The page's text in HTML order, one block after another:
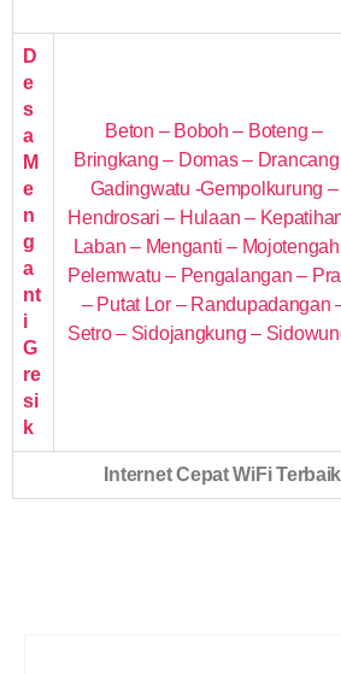
D
e
s
a
M
e
n
g
a
nt
i
G
re
si
k
Beton – Boboh – Boteng –
Bringkang – Domas –
Gadingwatu -Gempolkurung –
Hendrosari – Hulaan –
Laban – Menganti –
Pelemwatu – Pengalangan –
– Putat Lor – Randupadangan
Setro – Sidojangkung –
Internet Cepat WiFi